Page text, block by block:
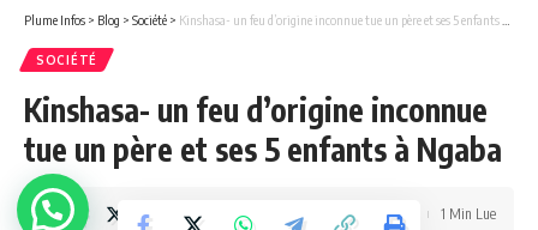
Plume Infos > Blog > Société > Kinshasa- un feu d’origine inconnue tue un père et ses 5 enfants à Ngaba
SOCIÉTÉ
Kinshasa- un feu d’origine inconnue
tue un père et ses 5 enfants à Ngaba
1 Min Lue